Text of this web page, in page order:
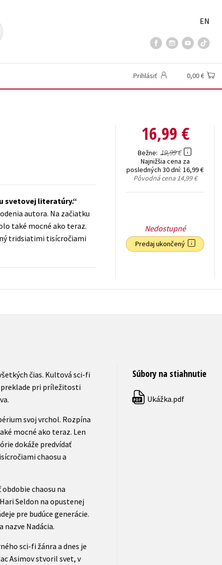
EN
Prihlásiť 0,00 €
svetovej literatúry.
autora. Na začiatku
také mocné ako teraz.
tridsiatimi tisícročiami
16,99 €
Bežne 19,99 €
Najnižšia cena za
posledných 30 dní: 16,99 €
Pôvodná cena14,99 €
Nedostupné
Predaj ukončený
čias. Kultová sci-fi
preklade pri príležitosti
svoj vrchol. Rozpína
mocné ako teraz. Len
dokáže predvídať
chaosu a
chaosu na
Seldon na opustenej
pre budúce generácie.
Nadácia.
sci-fi žánra a dnes je
Asimov stvoril svet, v
Súbory na stiahnutie
PDF Ukážka.pdf